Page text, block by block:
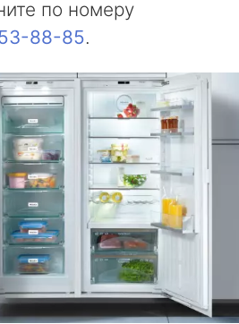
по номеру
88-85.